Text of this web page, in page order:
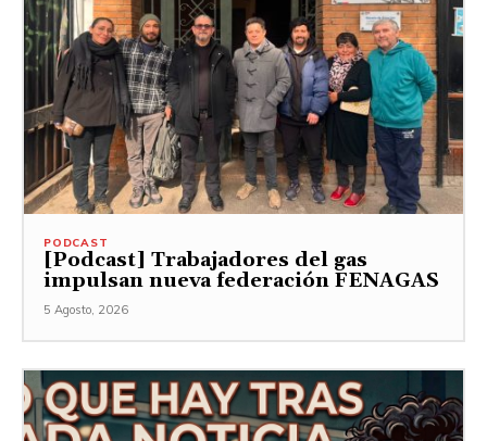
PODCAST
[Podcast] Trabajadores del gas
impulsan nueva federación FENAGAS
5 Agosto, 2026